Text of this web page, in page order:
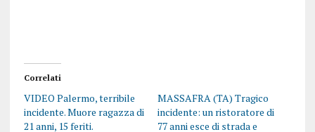
Correlati
VIDEO Palermo, terribile
incidente. Muore ragazza di
21 anni, 15 feriti.
MASSAFRA (TA) Tragico
incidente: un ristoratore di
77 anni esce di strada e